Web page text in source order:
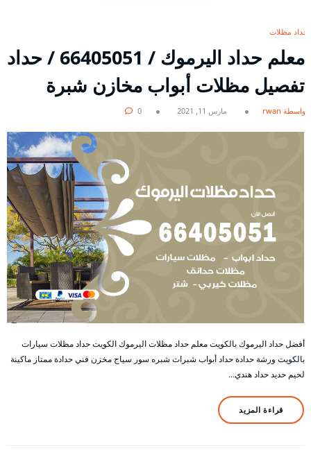
حداد مظلات
معلم حداد اليرموك / 66405051 / حداد
تفصيل مظلات أبواب مخازن شبرة
بواسطة rwan مارس 11, 2021 0
أفضل حداد اليرموك بالكويت معلم حداد مظلات اليرموك الكويت حداد مظلات سيارات
بالكويت ورشة حدادة حداد أبواب شبرات شبره سور سياج مخزن فني حدادة ممتاز ماكينة
لحيم حديد حداد هندي…
قراءة المزيد